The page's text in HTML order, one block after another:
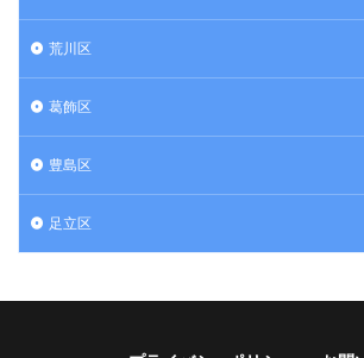
荒川区
葛飾区
豊島区
足立区